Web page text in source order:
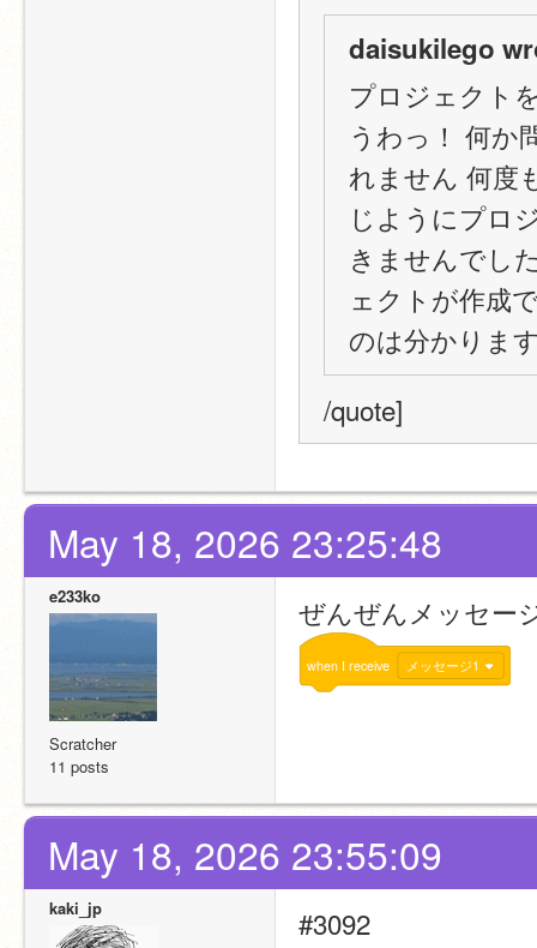
daisukilego
プロジェクト
うわっ！ 何か
れません 何度
じようにプロ
きませんでし
ェクトが作成
のは分かりま
/quote]
May 18, 2026 23:25:48
e233ko
Scratcher
11 posts
ぜんぜんメッセー
when I receive メッセージ1
May 18, 2026 23:55:09
kaki_jp
#3092